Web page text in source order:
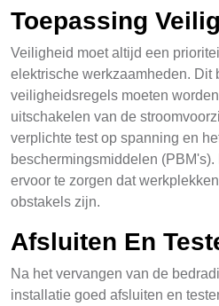
Toepassing
Veiligheid moet altijd een
elektrische werkzaamheden. Dit
veiligheidsregels moeten
uitschakelen van de
verplichte test op spanning en
beschermingsmiddelen
ervoor te zorgen dat
obstakels zijn.
Afsluiten En
Na het vervangen van de
installatie goed afsluiten en